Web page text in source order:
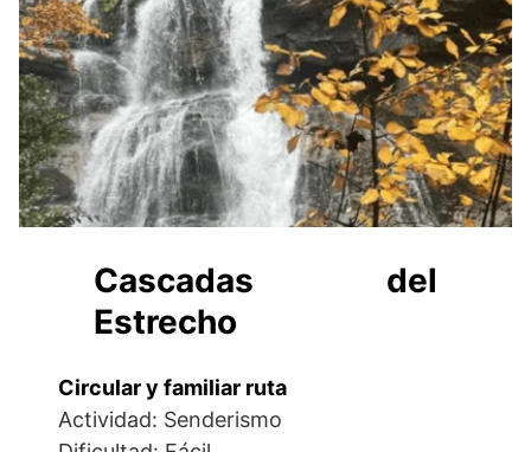
Cascadas del
Estrecho
Circular y familiar ruta
Actividad: Senderismo